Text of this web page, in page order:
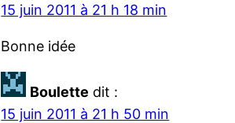
15 juin 2011 à 21 h 18 min
Bonne idée
Boulette dit :
15 juin 2011 à 21 h 50 min